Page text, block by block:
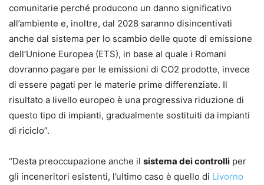
comunitarie perché producono un danno significativo
all’ambiente e, inoltre, dal 2028 saranno disincentivati
anche dal sistema per lo scambio delle quote di emissione
dell’Unione Europea (ETS), in base al quale i Romani
dovranno pagare per le emissioni di CO2 prodotte, invece
di essere pagati per le materie prime differenziate. Il
risultato a livello europeo è una progressiva riduzione di
questo tipo di impianti, gradualmente sostituiti da impianti
di riciclo”.
“Desta preoccupazione anche il sistema dei controlli per
gli inceneritori esistenti, l’ultimo caso è quello di Livorno